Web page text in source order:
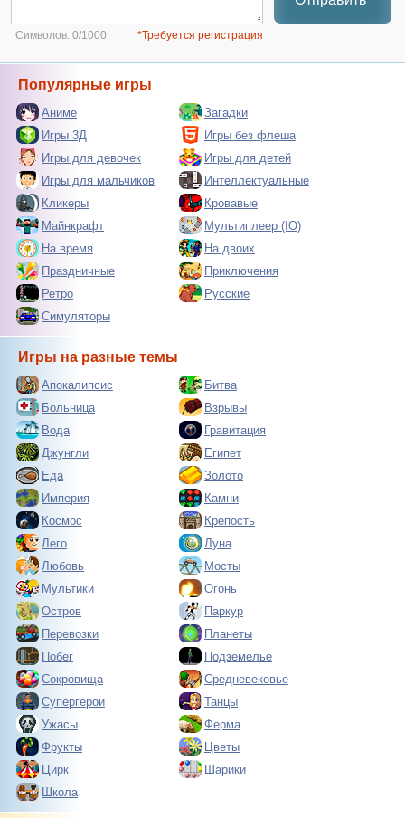
Символов: 0/1000 *Требуется регистрация
Популярные игры
Аниме
Загадки
Игры 3Д
Игры без флеша
Игры для девочек
Игры для детей
Игры для мальчиков
Интеллектуальные
Кликеры
Кровавые
Майнкрафт
Мультиплеер (IO)
На время
На двоих
Праздничные
Приключения
Ретро
Русские
Симуляторы
Игры на разные темы
Апокалипсис
Битва
Больница
Взрывы
Вода
Гравитация
Джунгли
Египет
Еда
Золото
Империя
Камни
Космос
Крепость
Лего
Луна
Любовь
Мосты
Мультики
Огонь
Остров
Паркур
Перевозки
Планеты
Побег
Подземелье
Сокровища
Средневековье
Супергерои
Танцы
Ужасы
Ферма
Фрукты
Цветы
Цирк
Шарики
Школа